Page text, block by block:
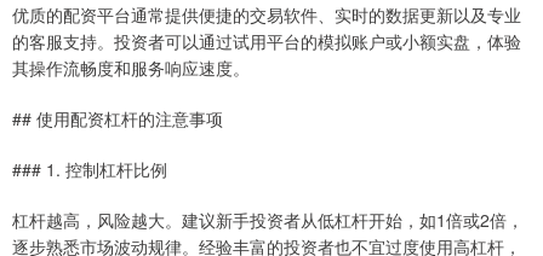
优质的配资平台通常提供便捷的交易软件、实时的数据更新以及专业
的客服支持。投资者可以通过试用平台的模拟账户或小额实盘，体验
其操作流畅度和服务响应速度。
## 使用配资杠杆的注意事项
### 1. 控制杠杆比例
杠杆越高，风险越大。建议新手投资者从低杠杆开始，如1倍或2倍，
逐步熟悉市场波动规律。经验丰富的投资者也不宜过度使用高杠杆，